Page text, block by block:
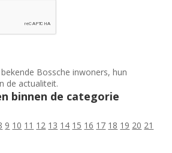
Bossche inwoners, hun
de actualiteit.
binnen de categorie
9 10 11 12 13 14 15 16 17 18 19 20 21